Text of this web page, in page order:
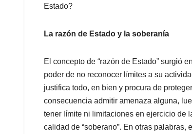
Estado?
La razón de Estado y la soberanía
El concepto de “razón de Estado” surgió
poder de no reconocer límites a su
justifica todo, en bien y procura de
consecuencia admitir amenaza alguna,
tener límite ni limitaciones en ejercicio de
calidad de “soberano”. En otras